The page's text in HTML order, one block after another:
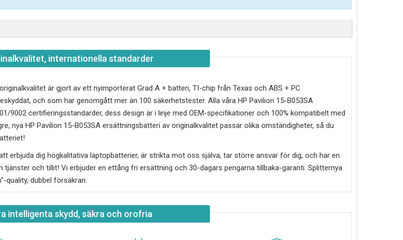
internationella standarder
är gjort av ett nyimporterat Grad A + batteri, TI-chip från Texas och ABS + PC
och som har genomgått mer än 100 säkerhetstester. Alla våra HP Pavilion 15-B053SA
9002 certifieringsstandarder, dess design är i linje med OEM-specifikationer och 100% kompatibelt med
nya HP Pavilion 15-B053SA ersättningsbatteri av originalkvalitet passar olika omständigheter, så du
erbjuda dig högkalitativa laptopbatterier, är strikta mot oss själva, tar större ansvar för dig, och har en
tjänster och tillit! Vi erbjuder en ettårig fri ersättning och 30-dagars pengarna tillbaka-garanti. Splitternya
quality, dubbel försäkran.
intelligenta skydd, säkra och orofria